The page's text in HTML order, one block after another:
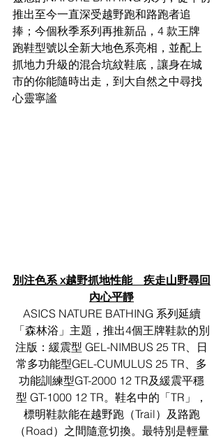
推出至今一直深受越野跑和路跑者追
捧；今個秋季系列再推新品，4 款王牌
跑鞋型號以全新大地色系亮相，並配上
抓地力升級的混合坑紋鞋底，讓身在城
市的你能隨時出走，到大自然之中尋找
心靈寧謐
別注色系 x越野抓地性能　疾走山野尋回
內心平靜
ASICS NATURE BATHING 系列延續
「森林浴」主題，推出4個王牌鞋款的別
注版：緩震型 GEL-NIMBUS 25 TR、日
常多功能型GEL-CUMULUS 25 TR、多
功能訓練型GT-2000 12 TR及緩震平穩
型 GT-1000 12 TR。鞋名中的「TR」，
標明鞋款能在越野跑（Trail）及路跑
（Road）之間隨意切換。最特別是輕量